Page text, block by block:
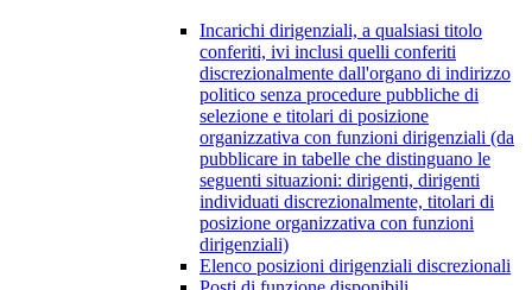
Incarichi dirigenziali, a qualsiasi titolo
conferiti, ivi inclusi quelli conferiti
discrezionalmente dall'organo di indirizzo
politico senza procedure pubbliche di
selezione e titolari di posizione
organizzativa con funzioni dirigenziali (da
pubblicare in tabelle che distinguano le
seguenti situazioni: dirigenti, dirigenti
individuati discrezionalmente, titolari di
posizione organizzativa con funzioni
dirigenziali)
Elenco posizioni dirigenziali discrezionali